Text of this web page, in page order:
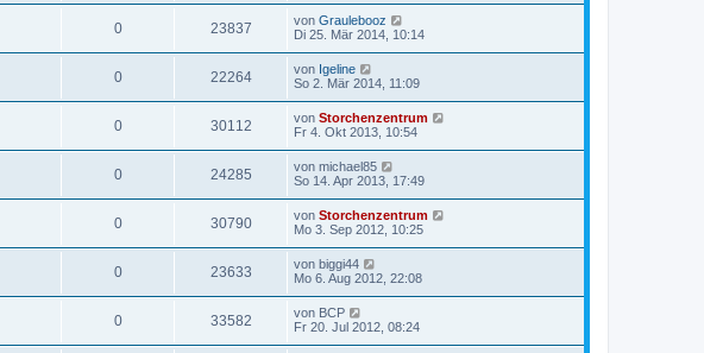
0 23837 von Graulebooz
Di 25. Mär 2014, 10:14
0 22264 von Igeline
So 2. Mär 2014, 11:09
0 30112 von Storchenzentrum
Fr 4. Okt 2013, 10:54
0 24285 von michael85
So 14. Apr 2013, 17:49
0 30790 von Storchenzentrum
Mo 3. Sep 2012, 10:25
0 23633 von biggi44
Mo 6. Aug 2012, 22:08
0 33582 von BCP
Fr 20. Jul 2012, 08:24